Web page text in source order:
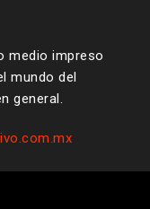
medio impreso
mundo del
general.